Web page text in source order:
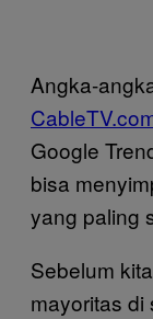
Angka-
Google
bisa
yang paling
Sebelum
mayoritas di